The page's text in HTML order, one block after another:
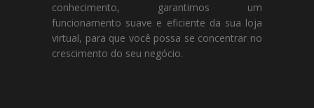
conhecimento, garantimos um
funcionamento suave e eficiente da sua loja
virtual, para que você possa se concentrar no
crescimento do seu negócio.